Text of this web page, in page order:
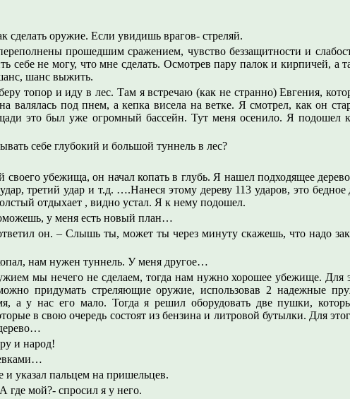
сделать оружие. Если увидишь врагов- стреляй.
прошедшим сражением, чувство беззащитности и
себе не могу, что мне сделать. Осмотрев пару палок и кирпичей, а
шанс выжить.
топор и иду в лес. Там я встречаю (как не странно) Евгения,
под пнем, а кепка висела на ветке. Я смотрел, как он
это был уже огромный бассейн. Тут меня осенило. Я подошел
себе глубокий и большой туннель в лес?
своего убежища, он начал копать в глубь. Я нашел подходящее
третий удар и т.д. ….Нанеся этому дереву 113 ударов, это бедное
отдыхает , видно устал. Я к нему подошел.
у меня есть новый план…
он. – Слышь ты, может ты через минуту скажешь, что надо
нам нужен туннель. У меня другое…
мы нечего не сделаем, тогда нам нужно хорошее убежище. Для
придумать стреляющие оружие, использовав 2 надежные
а у нас его мало. Тогда я решил оборудовать две пушки,
в свою очередь состоят из бензина и литровой бутылки. Для
и народ!
указал пальцем на пришельцев.
мой?- спросил я у него.